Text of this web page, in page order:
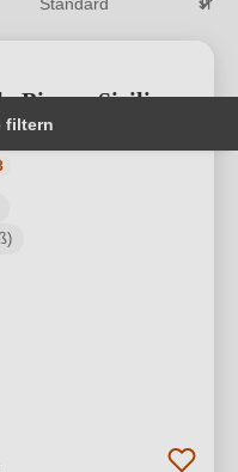
filtern
Bianco Sicilia
Bewertung von 5